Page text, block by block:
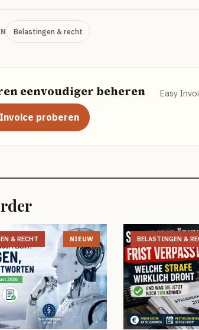
Belastingen & recht
eenvoudiger beheren Easy
proberen
& RECHT NIEUW BELASTINGEN &